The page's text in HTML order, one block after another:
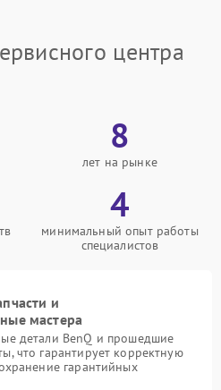
центра
8
лет на рынке
4
минимальный опыт работы
специалистов
и
мастера
детали BenQ и прошедшие
что гарантирует корректную
гарантийных